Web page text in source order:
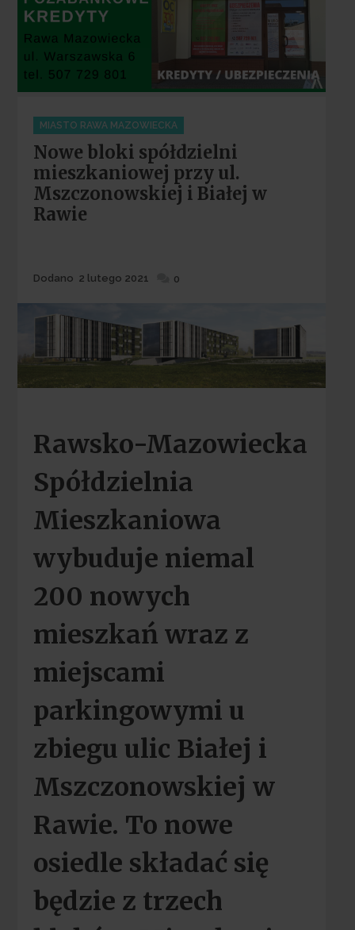
Categories
MIASTO RAWA MAZOWIECKA
Nowe bloki spółdzielni
mieszkaniowej przy ul.
Mszczonowskiej i Białej w
Rawie
Dodane
Dodano 2 lutego 2021 0
Rawsko-Mazowiecka
Spółdzielnia
Mieszkaniowa
wybuduje niemal
200 nowych
mieszkań wraz z
miejscami
parkingowymi u
zbiegu ulic Białej i
Mszczonowskiej w
Rawie. To nowe
osiedle składać się
będzie z trzech